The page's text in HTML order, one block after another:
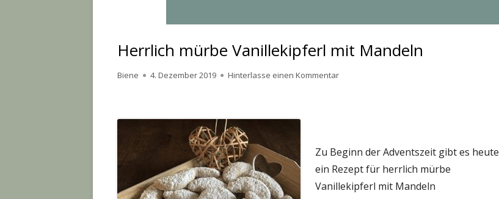
MUFFINS
KLEINGEBÄCK
PLÄTZCHEN
JUBILÄUM
UPCYCLING
Herrlich mürbe Vanillekipferl mit Mandeln
Autor
Biene
Veröffentlicht
4. Dezember 2019 Hinterlasse einen Kommentarzu Herrlich mürbe Vanillekipferl mit Mandeln
Zu Beginn der Adventszeit gibt es heute
ein Rezept für herrlich mürbe
Vanillekipferl mit Mandeln